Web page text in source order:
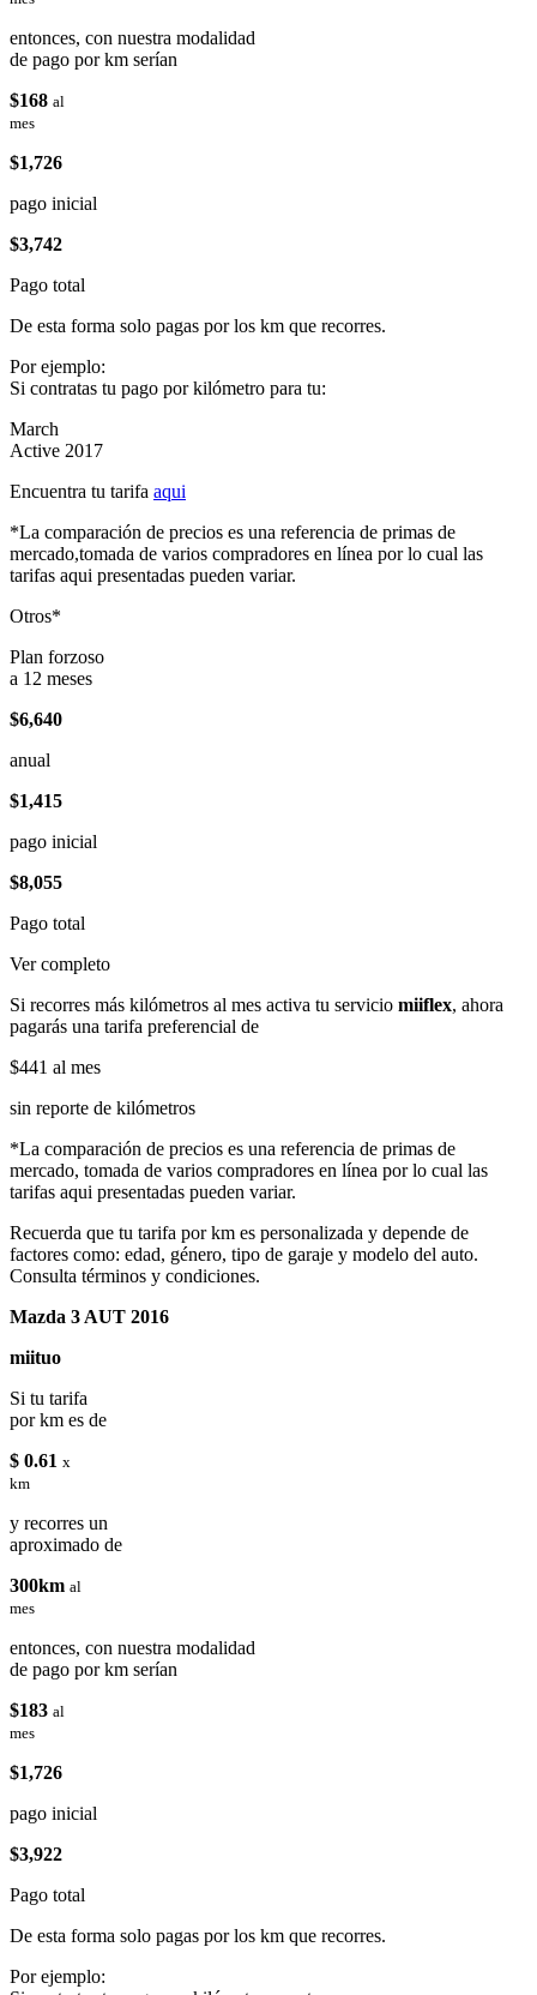
entonces, con nuestra modalidad
de pago por km serían
$168 al
mes
$1,726
pago inicial
$3,742
Pago total
De esta forma solo pagas por los km que recorres.
Por ejemplo:
Si contratas tu pago por kilómetro para tu:
March
Active 2017
Encuentra tu tarifa aqui
*La comparación de precios es una referencia de primas de
mercado,tomada de varios compradores en línea por lo cual las
tarifas aqui presentadas pueden variar.
Otros*
Plan forzoso
a 12 meses
$6,640
anual
$1,415
pago inicial
$8,055
Pago total
Ver completo
Si recorres más kilómetros al mes activa tu servicio miiflex, ahora
pagarás una tarifa preferencial de
$441 al mes
sin reporte de kilómetros
*La comparación de precios es una referencia de primas de
mercado, tomada de varios compradores en línea por lo cual las
tarifas aqui presentadas pueden variar.
Recuerda que tu tarifa por km es personalizada y depende de
factores como: edad, género, tipo de garaje y modelo del auto.
Consulta términos y condiciones.
Mazda 3 AUT 2016
miituo
Si tu tarifa
por km es de
$ 0.61 x
km
y recorres un
aproximado de
300km al
mes
entonces, con nuestra modalidad
de pago por km serían
$183 al
mes
$1,726
pago inicial
$3,922
Pago total
De esta forma solo pagas por los km que recorres.
Por ejemplo: